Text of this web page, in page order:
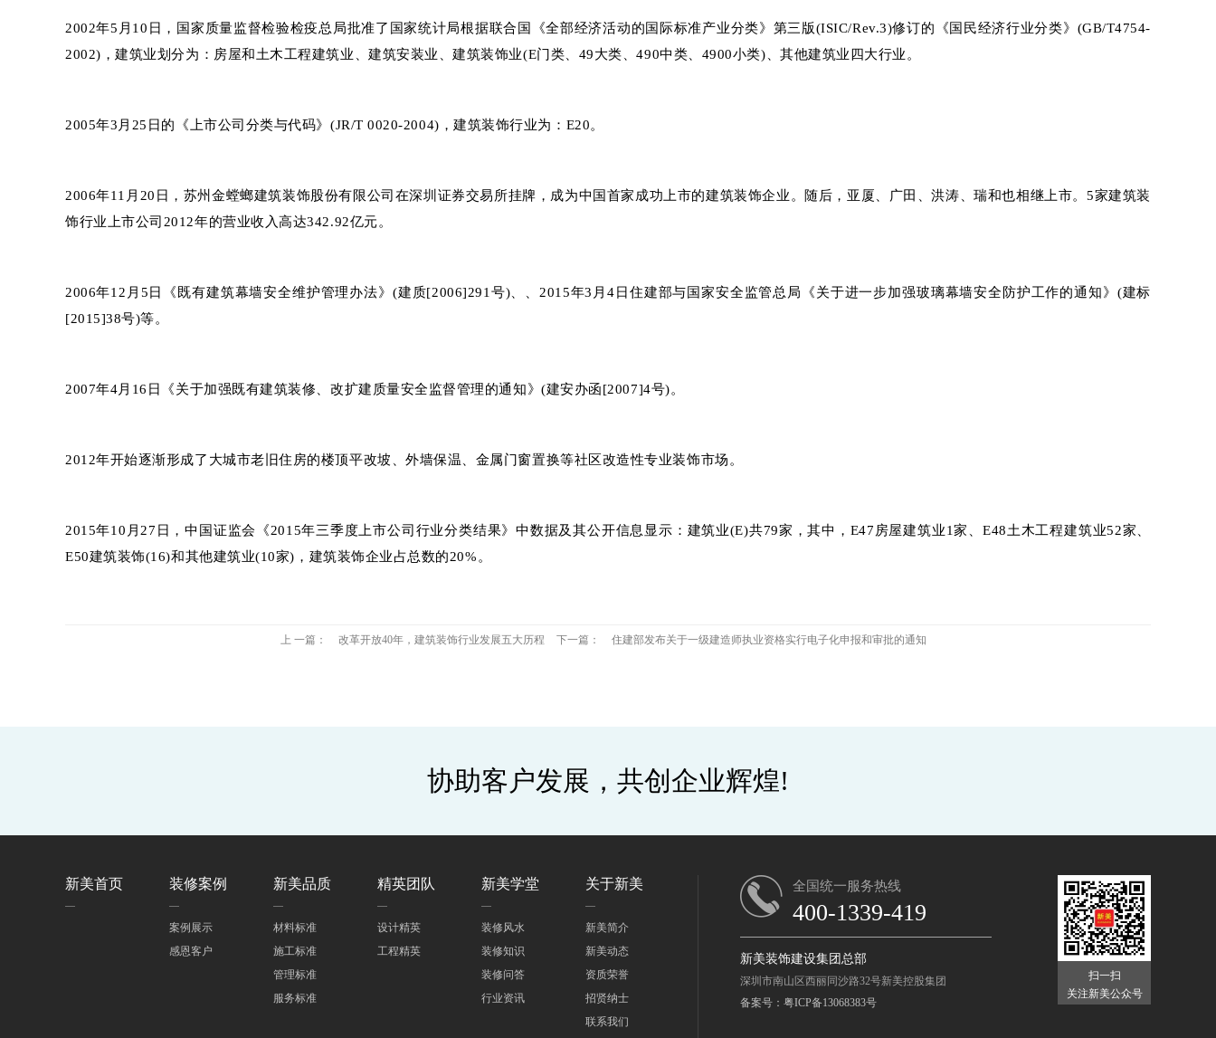
2002年5月10日，国家质量监督检验检疫总局批准了国家统计局根据联合国《全部经济活动的国际标准产业分类》第三版(ISIC/Rev.3)修订的《国民经济行业分类》(GB/T4754-
2002)，建筑业划分为：房屋和土木工程建筑业、建筑安装业、建筑装饰业(E门类、49大类、490中类、4900小类)、其他建筑业四大行业。
2005年3月25日的《上市公司分类与代码》(JR/T 0020-2004)，建筑装饰行业为：E20。
2006年11月20日，苏州金螳螂建筑装饰股份有限公司在深圳证券交易所挂牌，成为中国首家成功上市的建筑装饰企业。随后，亚厦、广田、洪涛、瑞和也相继上市。5家建筑装
饰行业上市公司2012年的营业收入高达342.92亿元。
2006年12月5日《既有建筑幕墙安全维护管理办法》(建质[2006]291号)、、2015年3月4日住建部与国家安全监管总局《关于进一步加强玻璃幕墙安全防护工作的通知》(建标
[2015]38号)等。
2007年4月16日《关于加强既有建筑装修、改扩建质量安全监督管理的通知》(建安办函[2007]4号)。
2012年开始逐渐形成了大城市老旧住房的楼顶平改坡、外墙保温、金属门窗置换等社区改造性专业装饰市场。
2015年10月27日，中国证监会《2015年三季度上市公司行业分类结果》中数据及其公开信息显示：建筑业(E)共79家，其中，E47房屋建筑业1家、E48土木工程建筑业52家、
E50建筑装饰(16)和其他建筑业(10家)，建筑装饰企业占总数的20%。
上 一篇： 改革开放40年，建筑装饰行业发展五大历程 下一篇： 住建部发布关于一级建造师执业资格实行电子化申报和审批的通知
协助客户发展，共创企业辉煌!
新美首页 装修案例
案例展示
感恩客户
新美品质
材料标准
施工标准
管理标准
服务标准
精英团队
设计精英
工程精英
新美学堂
装修风水
装修知识
装修问答
行业资讯
关于新美
新美简介
新美动态
资质荣誉
招贤纳士
联系我们
全国统一服务热线
400-1339-419
新美装饰建设集团总部
深圳市南山区西丽同沙路32号新美控股集团
备案号：粤ICP备13068383号
扫一扫
关注新美公众号